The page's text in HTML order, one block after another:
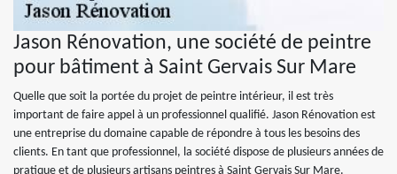
Jason Rénovation, une société de peintre
pour bâtiment à Saint Gervais Sur Mare
Quelle que soit la portée du projet de peintre intérieur, il est très
important de faire appel à un professionnel qualifié. Jason Rénovation est
une entreprise du domaine capable de répondre à tous les besoins des
clients. En tant que professionnel, la société dispose de plusieurs années de
pratique et de plusieurs artisans peintres à Saint Gervais Sur Mare.